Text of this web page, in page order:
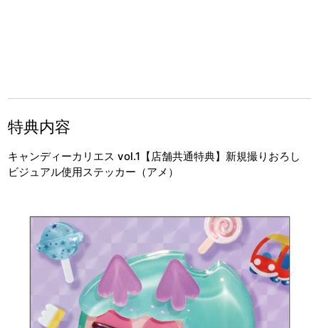
特典内容
キャンディーカリエス vol.1【店舗共通特典】新規撮りおろし
ビジュアル使用ステッカー（アメ）